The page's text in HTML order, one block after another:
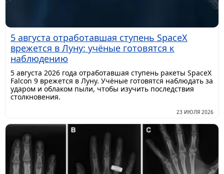
5 августа отработавшая ступень SpaceX
врежется в Луну: учёные готовятся к
наблюдению
5 августа 2026 года отработавшая ступень ракеты SpaceX
Falcon 9 врежется в Луну. Учёные готовятся наблюдать за
ударом и облаком пыли, чтобы изучить последствия
столкновения.
23 ИЮЛЯ 2026